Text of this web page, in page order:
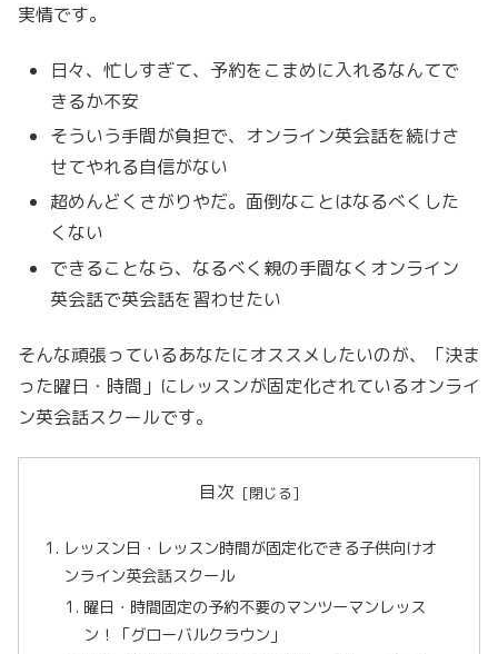
実情です。
日々、忙しすぎて、予約をこまめに入れるなんてで
きるか不安
そういう手間が負担で、オンライン英会話を続けさ
せてやれる自信がない
超めんどくさがりやだ。面倒なことはなるべくした
くない
できることなら、なるべく親の手間なくオンライン
英会話で英会話を習わせたい
そんな頑張っているあなたにオススメしたいのが、「決ま
った曜日・時間」にレッスンが固定化されているオンライ
ン英会話スクールです。
目次
レッスン日・レッスン時間が固定化できる子供向けオ
ンライン英会話スクール
曜日・時間固定の予約不要のマンツーマンレッス
ン！「グローバルクラウン」